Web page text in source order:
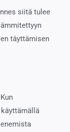
siitä tulee
täyttämisen